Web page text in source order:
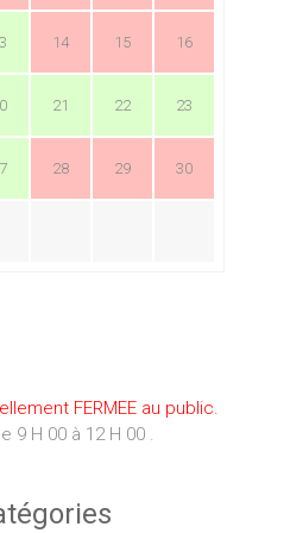
14 15 16
21 22 23
28 29 30
FERMEE au public.
9 H 00 à 12 H 00 .